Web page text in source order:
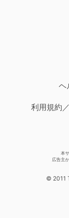
ヘ
利用規約
本
広告主
© 2011